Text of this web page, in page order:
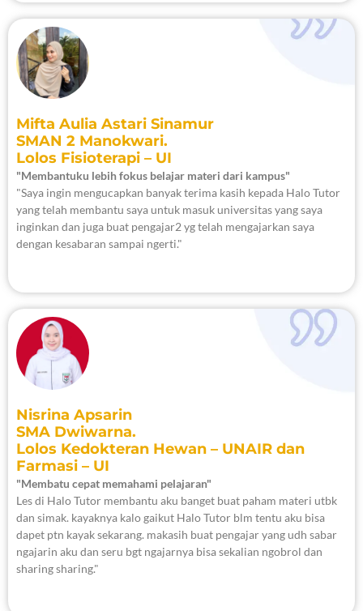
Mifta Aulia Astari Sinamur
SMAN 2 Manokwari.
Lolos Fisioterapi – UI
"Membantuku lebih fokus belajar materi dari kampus"
"Saya ingin mengucapkan banyak terima kasih kepada Halo Tutor
yang telah membantu saya untuk masuk universitas yang saya
inginkan dan juga buat pengajar2 yg telah mengajarkan saya
dengan kesabaran sampai ngerti."
Nisrina Apsarin
SMA Dwiwarna.
Lolos Kedokteran Hewan – UNAIR dan
Farmasi – UI
"Membatu cepat memahami pelajaran"
Les di Halo Tutor membantu aku banget buat paham materi utbk
dan simak. kayaknya kalo gaikut Halo Tutor blm tentu aku bisa
dapet ptn kayak sekarang. makasih buat pengajar yang udh sabar
ngajarin aku dan seru bgt ngajarnya bisa sekalian ngobrol dan
sharing sharing."